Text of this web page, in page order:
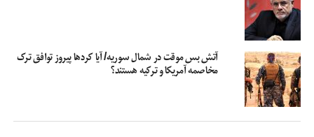
منطقه
آتش بس موقت در شمال سوریه/ آیا کردها پیروز توافق ترک
مخاصمه آمریکا و ترکیه هستند؟